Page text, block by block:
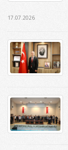
17.07.2026